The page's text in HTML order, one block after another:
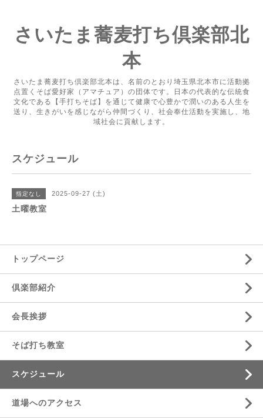
さいたま蕎麦打ち倶楽部北
本
さいたま蕎麦打ち倶楽部北本は、名前のとおり埼玉県北本市に活動拠
点置くそば愛好家（アマチュア）の団体です。日本の代表的な伝統食
文化である【手打ちそば】を通じて健康で心豊かで潤いのある人生を
送り、生きがいを感じながら仲間づくり、社会奉仕活動を実施し、地
域社会に貢献します。
スケジュール
指定なし 2025-09-27 (土)
土曜教室
トップページ
倶楽部紹介
会長挨拶
そば打ち教室
スケジュール
道場へのアクセス